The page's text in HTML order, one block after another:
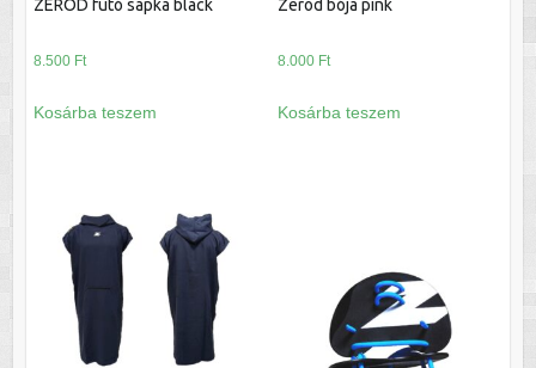
ZEROD futó sapka black
8.500 Ft
Kosárba teszem
Zerod bója pink
8.000 Ft
Kosárba teszem